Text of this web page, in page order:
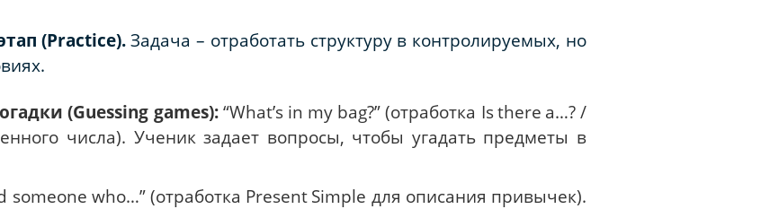
(Practice). Задача – отработать структуру в контролируемых, но
(Guessing games):“What’s in my bag?”(отработка Isthere a…? /
числа). Ученик задает вопросы, чтобы угадать предметы в
someone who…”(отработка Present Simple для описания привычек).